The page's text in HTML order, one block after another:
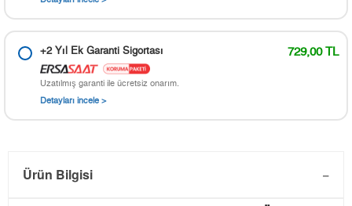
+2 Yıl Ek Garanti Sigortası 729,00 TL
Uzatılmış garanti ile ücretsiz onarım.
Detayları incele >
Ürün Bilgisi